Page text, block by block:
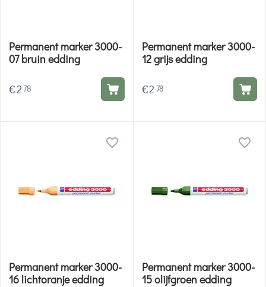
Permanent marker 3000-
07 bruin edding
€278
Permanent marker 3000-
12 grijs edding
€2 78
Permanent marker 3000-
16 lichtoranje edding
Permanent marker 3000-
15 olijfgroen edding